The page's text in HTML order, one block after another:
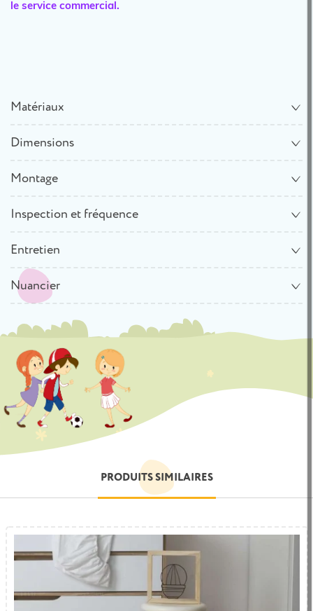
le service commercial.
Matériaux
Dimensions
Montage
Inspection et fréquence
Entretien
Nuancier
PRODUITS SIMILAIRES